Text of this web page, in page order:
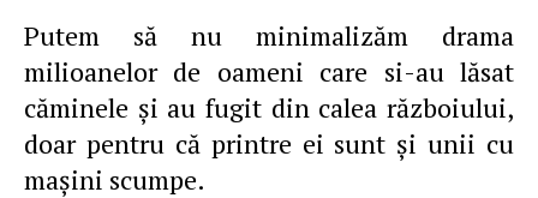
Putem să nu minimalizăm drama
milioanelor de oameni care si-au lăsat
căminele şi au fugit din calea războiului,
doar pentru că printre ei sunt şi unii cu
maşini scumpe.